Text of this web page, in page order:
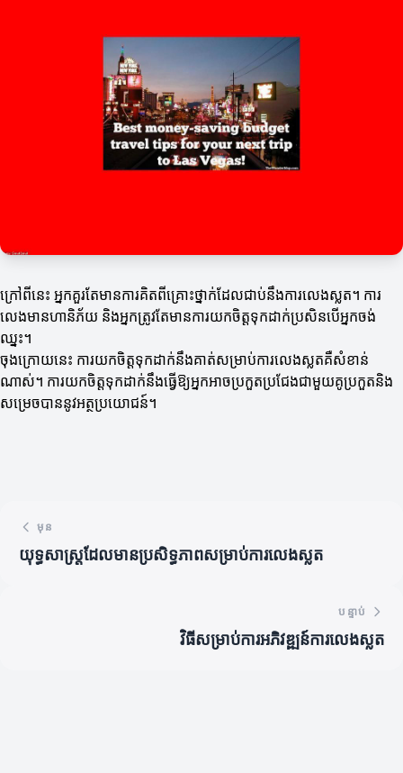
ក្រៅពីនេះ អ្នកគួរតែមានការគិតពីគ្រោះថ្នាក់ដែលជាប់នឹងការលេងស្លត។ ការ
លេងមានហានិភ័យ និងអ្នកត្រូវតែមានការយកចិត្តទុកដាក់ប្រសិនបើអ្នកចង់
ឈ្នះ។
ចុងក្រោយនេះ ការយកចិត្តទុកដាក់នឹងគាត់សម្រាប់ការលេងស្លតគឺសំខាន់
ណាស់។ ការយកចិត្តទុកដាក់នឹងធ្វើឱ្យអ្នកអាចប្រកួតប្រជែងជាមួយគូប្រកួតនិង
សម្រេចបាននូវអត្ថប្រយោជន៍។
មុន
យុទ្ធសាស្ត្រដែលមានប្រសិទ្ធភាពសម្រាប់ការលេងស្លត
បន្ទាប់
វិធីសម្រាប់ការអភិវឌ្ឍន៍ការលេងស្លត